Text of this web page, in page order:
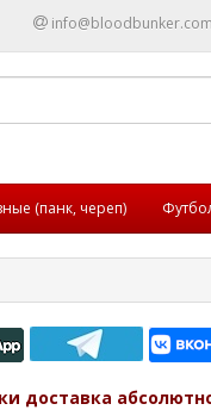
info@bloodbunker.com
(панк, череп)
доставка